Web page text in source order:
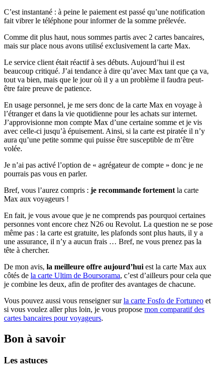
C’est instantané : à peine le paiement est passé qu’une notification
fait vibrer le téléphone pour informer de la somme prélevée.
Comme dit plus haut, nous sommes partis avec 2 cartes bancaires,
mais sur place nous avons utilisé exclusivement la carte Max.
Le service client était réactif à ses débuts. Aujourd’hui il est
beaucoup critiqué. J’ai tendance à dire qu’avec Max tant que ça va,
tout va bien, mais que le jour où il y a un problème il faudra peut-
être faire preuve de patience.
En usage personnel, je me sers donc de la carte Max en voyage à
l’étranger et dans la vie quotidienne pour les achats sur internet.
J’approvisionne mon compte Max d’une certaine somme et je vis
avec celle-ci jusqu’à épuisement. Ainsi, si la carte est piratée il n’y
aura qu’une petite somme qui puisse être susceptible de m’être
volée.
Je n’ai pas activé l’option de « agrégateur de compte » donc je ne
pourrais pas vous en parler.
Bref, vous l’aurez compris : je recommande fortement la carte
Max aux voyageurs !
En fait, je vous avoue que je ne comprends pas pourquoi certaines
personnes vont encore chez N26 ou Revolut. La question ne se pose
même pas : la carte est gratuite, les plafonds sont plus hauts, il y a
une assurance, il n’y a aucun frais … Bref, ne vous prenez pas la
tête à chercher.
De mon avis, la meilleure offre aujourd’hui est la carte Max aux
côtés de la carte Ultim de Boursorama, c’est d’ailleurs pour cela que
je combine les deux, afin de profiter des avantages de chacune.
Vous pouvez aussi vous renseigner surla carte Fosfo de Fortuneo et
si vous voulez aller plus loin, je vous propose mon comparatif des
cartes bancaires pour voyageurs.
Bon à savoir
Les astuces